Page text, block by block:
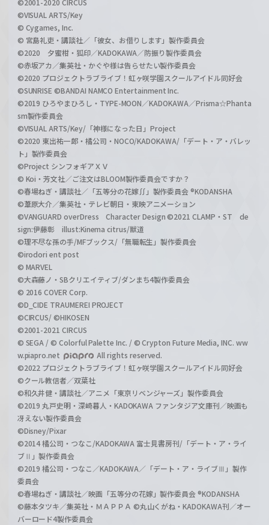
©VISUAL ARTS/Key
© Cygames, Inc.
© 宮島礼吏・講談社／「彼女、お借りします」製作委員会
©2020 夕蜜柑・狐印／KADOKAWA／防振り製作委員会
©赤坂アカ／集英社・かぐや様は告らせたい製作委員会
©2020 プロジェクトラブライブ！虹ヶ咲学園スクールアイドル同好会
©SUNRISE ©BANDAI NAMCO Entertainment Inc.
©2019 ひろやまひろし・TYPE-MOON／KADOKAWA／Prisma☆Phanta
sm製作委員会
©VISUAL ARTS/Key/「神様になった日」Project
©2020 東出祐一郎・橘公司・NOCO/KADOKAWA/「デート・ア・バレッ
ト」製作委員会
©Project シンフォギアＸＶ
© Koi・芳文社／ご注文はBLOOM製作委員会ですか？
©春場ねぎ・講談社／「五等分の花嫁∬」製作委員会 ®KODANSHA
©葦原大介／集英社・テレビ朝日・東映アニメーション
©VANGUARD overDress Character Design ©2021 CLAMP・ST de
sign:伊藤彰 illust:Kinema citrus/獣道
©理不尽な孫の手/MFブックス/「無職転生」製作委員会
©irodori ent post
© MARVEL
©大森藤ノ・SBクリエイティブ/ダンまち4製作委員会
© 2016 COVER Corp.
©D_CIDE TRAUMEREI PROJECT
©CIRCUS/ ©HIKOSEN
©2001-2021 CIRCUS
© SEGA / © Colorful Palette Inc. / © Crypton Future Media, INC. ww
w.piapro.net
All rights reserved.
©2022 プロジェクトラブライブ！虹ヶ咲学園スクールアイドル同好会
©クール教信者／双葉社
©和久井健・講談社／アニメ「東京リベンジャーズ」製作委員会
©2019 丸戸史明・深崎暮人・KADOKAWA ファンタジア文庫刊／映画も
冴えない製作委員会
©Disney/Pixar
©2014 橘公司・つなこ/KADOKAWA 富士見書房刊/「デート・ア・ライ
ブⅡ」製作委員会
©2019 橘公司・つなこ／KADOKAWA／「デート・ア・ライブⅢ」製作
委員会
©春場ねぎ・講談社／映画「五等分の花嫁」製作委員会 ®KODANSHA
©藤本タツキ／集英社・ＭＡＰＰＡ ©丸山くがね・KADOKAWA刊／オー
バーロード4製作委員会